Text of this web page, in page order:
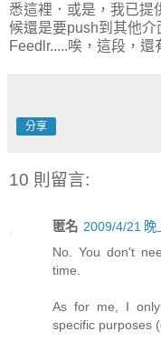
悉這裡．或是，我已提
候還是要push到其他
Feedlr.....唉，這段，
分享
10 則留言:
匿名 2009/4/21 晚
No. You don't
time.
As for me, I
specific purposes